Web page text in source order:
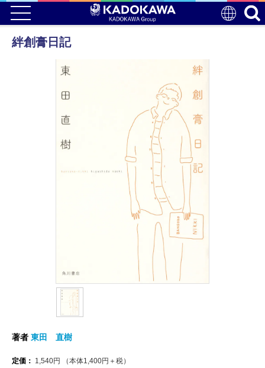
絆創膏日記
著者 東田 直樹
定価： 1,540円 （本体1,400円＋税）